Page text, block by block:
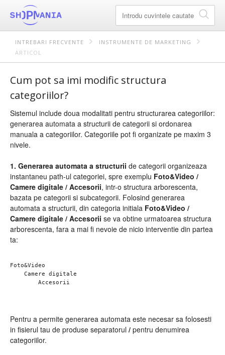
INTREBARI FRECVENTE
INSTRUMENTE DE MARKETING
ARTICOL
Cum pot sa imi modific structura
categoriilor?
Sistemul include doua modalitati pentru structurarea categoriilor:
generarea automata a structurii de categorii si ordonarea
manuala a categoriilor. Categoriile pot fi organizate pe maxim 3
nivele.
1. Generarea automata a structurii de categorii organizeaza
instantaneu path-ul categoriei, spre exemplu Foto&Video /
Camere digitale / Accesorii, intr-o structura arborescenta,
bazata pe categorii si subcategorii. Folosind generarea
automata a structurii, din categoria initiala Foto&Video /
Camere digitale / Accesorii se va obtine urmatoarea structura
arborescenta, fara a mai fi nevoie de nicio interventie din partea
ta:
Foto&Video
    Camere digitale
Pentru a permite generarea automata este necesar sa folosesti
in fisierul tau de produse separatorul / pentru denumirea
categoriilor.